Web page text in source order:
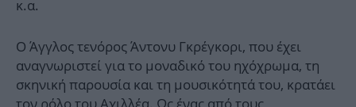
κ.α.
Ο Άγγλος τενόρος Άντονυ Γκρέγκορι, που έχει
αναγνωριστεί για το μοναδικό του ηχόχρωμα, τη
σκηνική παρουσία και τη μουσικότητά του, κρατάει